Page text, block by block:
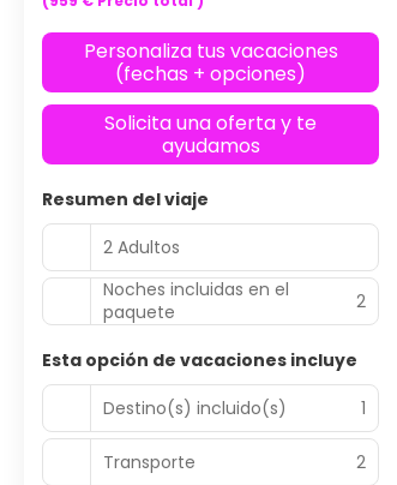
Personaliza tus vacaciones
(fechas + opciones)
Solicita una oferta y te
ayudamos
Resumen del viaje
2 Adultos
Noches incluidas en el
paquete
2
Esta opción de vacaciones incluye
Destino(s) incluido(s)
1
Transporte 2